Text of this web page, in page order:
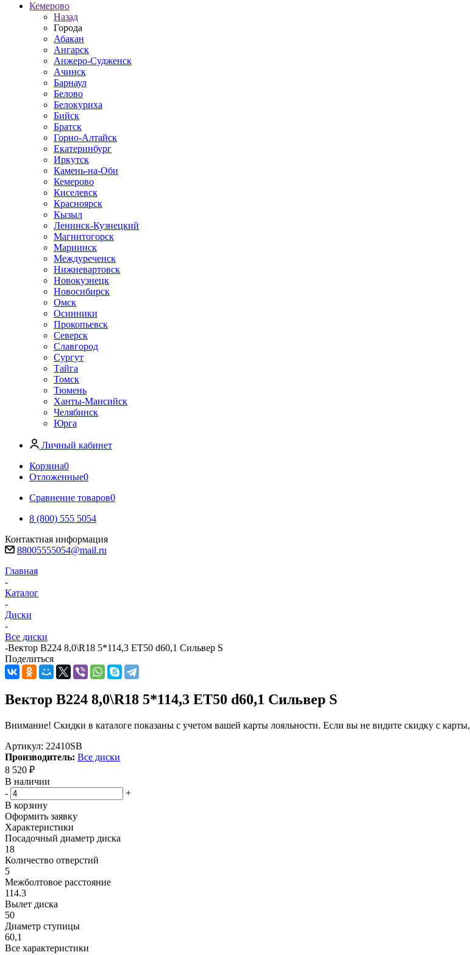
Кемерово
Назад
Города
Абакан
Ангарск
Анжеро-Судженск
Ачинск
Барнаул
Белово
Белокуриха
Бийск
Братск
Горно-Алтайск
Екатеринбург
Иркутск
Камень-на-Оби
Кемерово
Киселевск
Красноярск
Кызыл
Ленинск-Кузнецкий
Магнитогорск
Мариинск
Междуреченск
Нижневартовск
Новокузнецк
Новосибирск
Омск
Осинники
Прокопьевск
Северск
Славгород
Сургут
Тайга
Томск
Тюмень
Ханты-Мансийск
Челябинск
Юрга
Личный кабинет
Корзина0
Отложенные0
Сравнение товаров0
8 (800) 555 5054
Контактная информация
88005555054@mail.ru
Главная
-
Каталог
-
Диски
-
Все диски
-Вектор B224 8,0\R18 5*114,3 ET50 d60,1 Сильвер S
Поделиться
Вектор B224 8,0\R18 5*114,3 ET50 d60,1 Сильвер S
Внимание! Скидки в каталоге показаны с учетом вашей карты лояльности. Если вы не видите скидку с
Артикул: 22410SB
Производитель: Все диски
8 520 ₽
В наличии
-
+
В корзину
Оформить заявку
Характеристики
Посадочный диаметр диска
18
Количество отверстий
5
Межболтовое расстояние
114.3
Вылет диска
50
Диаметр ступицы
60,1
Все характеристики